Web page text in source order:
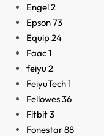
Engel2
Epson73
Equip24
Faac1
feiyu 2
FeiyuTech1
Fellowes36
Fitbit3
Fonestar88